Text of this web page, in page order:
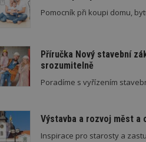
Pomocník při koupi domu,
Příručka Nový stavební
srozumitelně
Poradíme s vyřízením
Výstavba a rozvoj měst a
Inspirace pro starosty a